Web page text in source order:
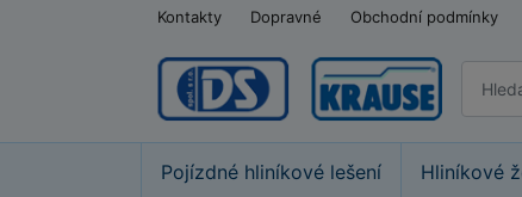
Kontakty Dopravné Obchodní podmínky
Pojízdné hliníkové lešení Hliníkové